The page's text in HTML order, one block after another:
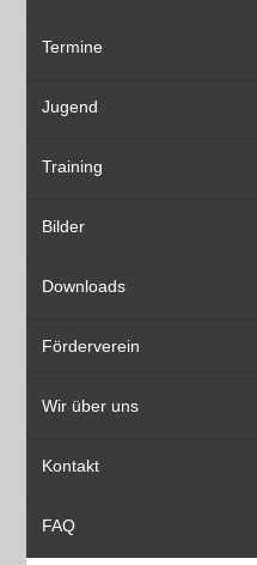
Termine
Jugend
Training
Bilder
Downloads
Förderverein
Wir über uns
Kontakt
FAQ